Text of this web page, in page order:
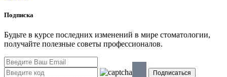
Подписка
Будьте в курсе последних изменений в мире стоматологии,
получайте полезные советы профессионалов.